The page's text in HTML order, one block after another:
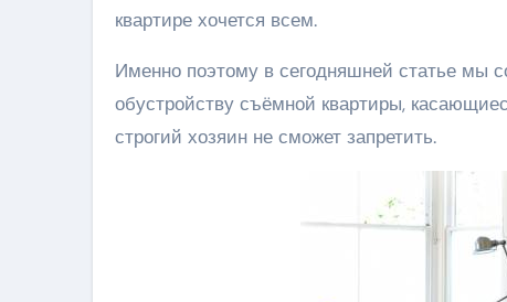
квартире хочется всем.
Именно поэтому в сегодняшней статье мы
обустройству съёмной квартиры,
строгий хозяин не сможет запретить.